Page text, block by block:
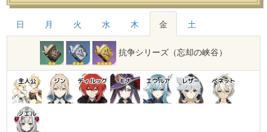
日 月 火 水 木 金 土
抗争シリーズ（忘却の峡谷）
主人公 ジン ディルック モナ エウルア レザー ベネット
ノエル